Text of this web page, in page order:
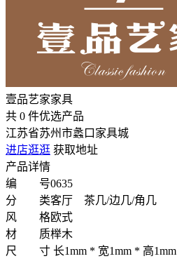
壹品艺家家具
共 0 件优选产品
江苏省苏州市蠡口家具城
进店逛逛 获取地址
产品详情
编 号0635
分 类客厅 茶几/边几/角几
风 格欧式
材 质榉木
尺 寸 长1mm * 宽1mm * 高1mm